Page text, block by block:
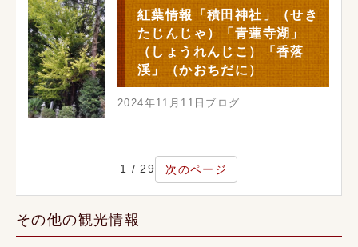
紅葉情報「積田神社」（せき
たじんじゃ）「青蓮寺湖」
（しょうれんじこ）「香落
渓」（かおちだに）
2024年11月11日 ブログ
1 / 29 次のページ
その他の観光情報